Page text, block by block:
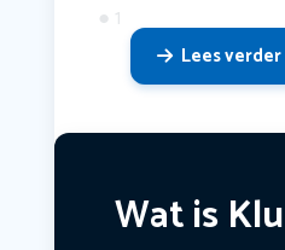
● 1
Lees
Wat is